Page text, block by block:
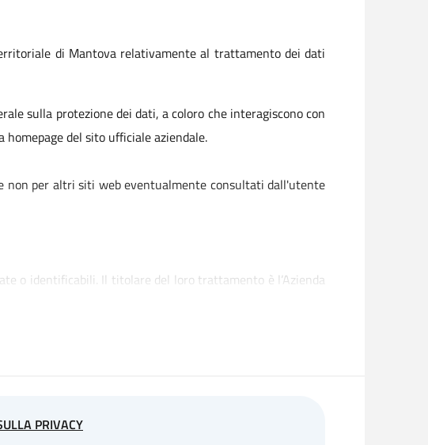
di Mantova relativamente al trattamento dei dati
sulla protezione dei dati, a coloro che interagiscono con
del sito ufficiale aziendale.
non per altri siti web eventualmente consultati dall'utente
o identificabili. Il titolare del loro trattamento è l’Azienda
necessario.
PRIVACY